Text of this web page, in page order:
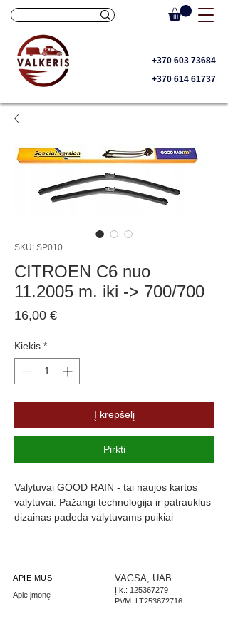
+370 603 73684
+370 614 61737
SKU: SP010
CITROEN C6 nuo
11.2005 m. iki -> 700/700
16,00 €Price
Kiekis *
Į krepšelį
Pirkti
Valytuvai GOOD RAIN - tai naujos kartos
valytuvai. Pažangi technologija ir patrauklus
dizainas padeda valytuvams puikiai
triukšmą ir užtikrina komfortą.
APIE MUS
Apie įmonę
VAGSA, UAB
Į.k.: 125367279
PVM: LT253672716